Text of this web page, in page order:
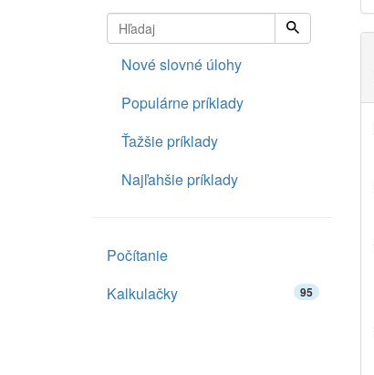
Nové slovné úlohy
Populárne príklady
Ťažšie príklady
Najľahšie príklady
Počítanie
Kalkulačky
95